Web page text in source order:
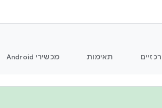
תאימות מכשירי Android